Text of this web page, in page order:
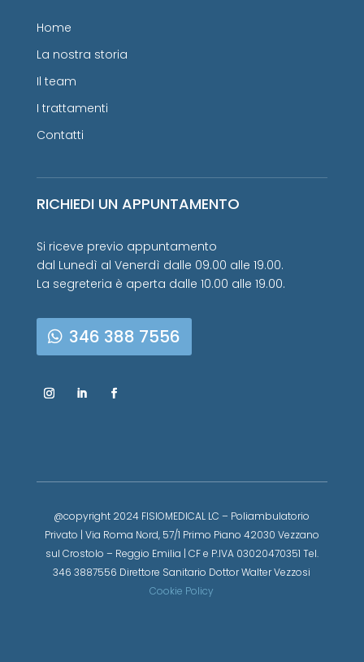
Home
La nostra storia
Il team
I trattamenti
Contatti
RICHIEDI UN APPUNTAMENTO
Si riceve previo appuntamento
dal Lunedì al Venerdì dalle 09.00 alle 19.00.
La segreteria è aperta dalle 10.00 alle 19.00.
346 388 7556
@copyright 2024 FISIOMEDICAL LC – Poliambulatorio
Privato | Via Roma Nord, 57/1 Primo Piano 42030 Vezzano
sul Crostolo – Reggio Emilia | CF e P.IVA 03020470351 Tel.
346 3887556 Direttore Sanitario Dottor Walter Vezzosi
Cookie Policy